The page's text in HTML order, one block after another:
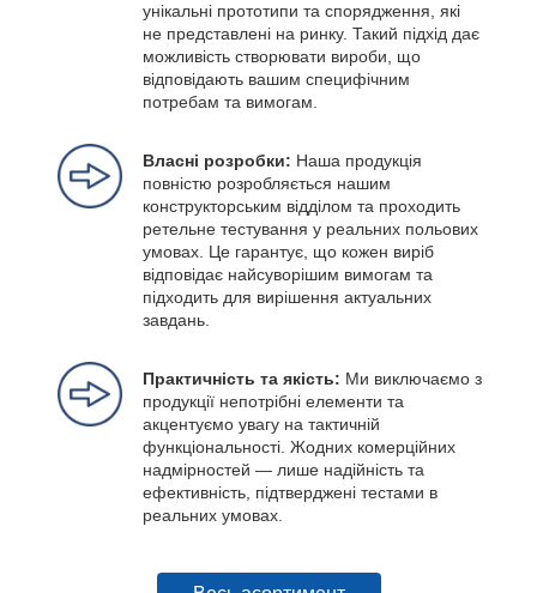
унікальні прототипи та спорядження, які
не представлені на ринку. Такий підхід дає
можливість створювати вироби, що
відповідають вашим специфічним
потребам та вимогам.
Власні розробки: Наша продукція
повністю розробляється нашим
конструкторським відділом та проходить
ретельне тестування у реальних польових
умовах. Це гарантує, що кожен виріб
відповідає найсуворішим вимогам та
підходить для вирішення актуальних
завдань.
Практичність та якість: Ми виключаємо з
продукції непотрібні елементи та
акцентуємо увагу на тактичній
функціональності. Жодних комерційних
надмірностей — лише надійність та
ефективність, підтверджені тестами в
реальних умовах.